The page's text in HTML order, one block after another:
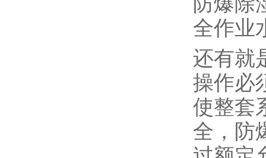
全作业
还有就
操作必
使整套
全，防